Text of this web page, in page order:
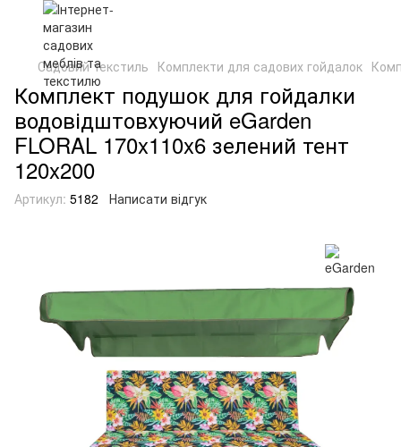
Садовий текстиль Комплекти для садових гойдалок
Комплект подушок для гойдалки
водовідштовхуючий eGarden
FLORAL 170x110x6 зелений тент
120x200
Артикул: 5182 Написати відгук